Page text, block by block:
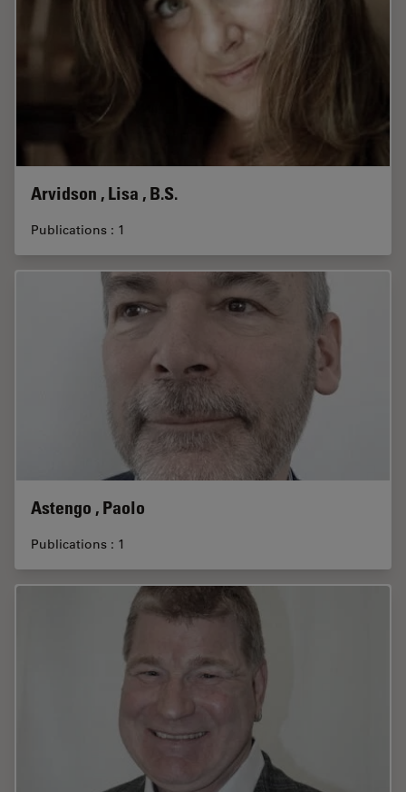
Arvidson , Lisa , B.S.
Publications : 1
Astengo , Paolo
Publications : 1